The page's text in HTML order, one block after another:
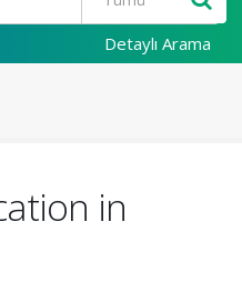
Detaylı Arama
in